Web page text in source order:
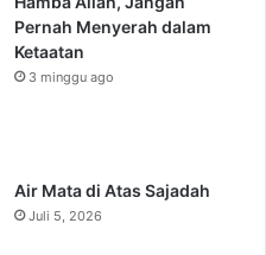
Pernah Menyerah dalam
Ketaatan
3 minggu ago
Air Mata di Atas Sajadah
Juli 5, 2026